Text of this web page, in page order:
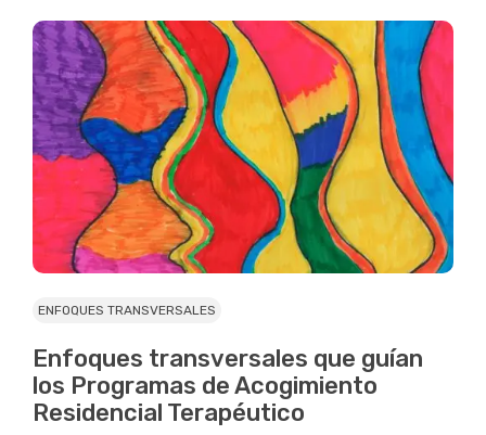
ENFOQUES TRANSVERSALES
Enfoques transversales que guían
los Programas de Acogimiento
Residencial Terapéutico